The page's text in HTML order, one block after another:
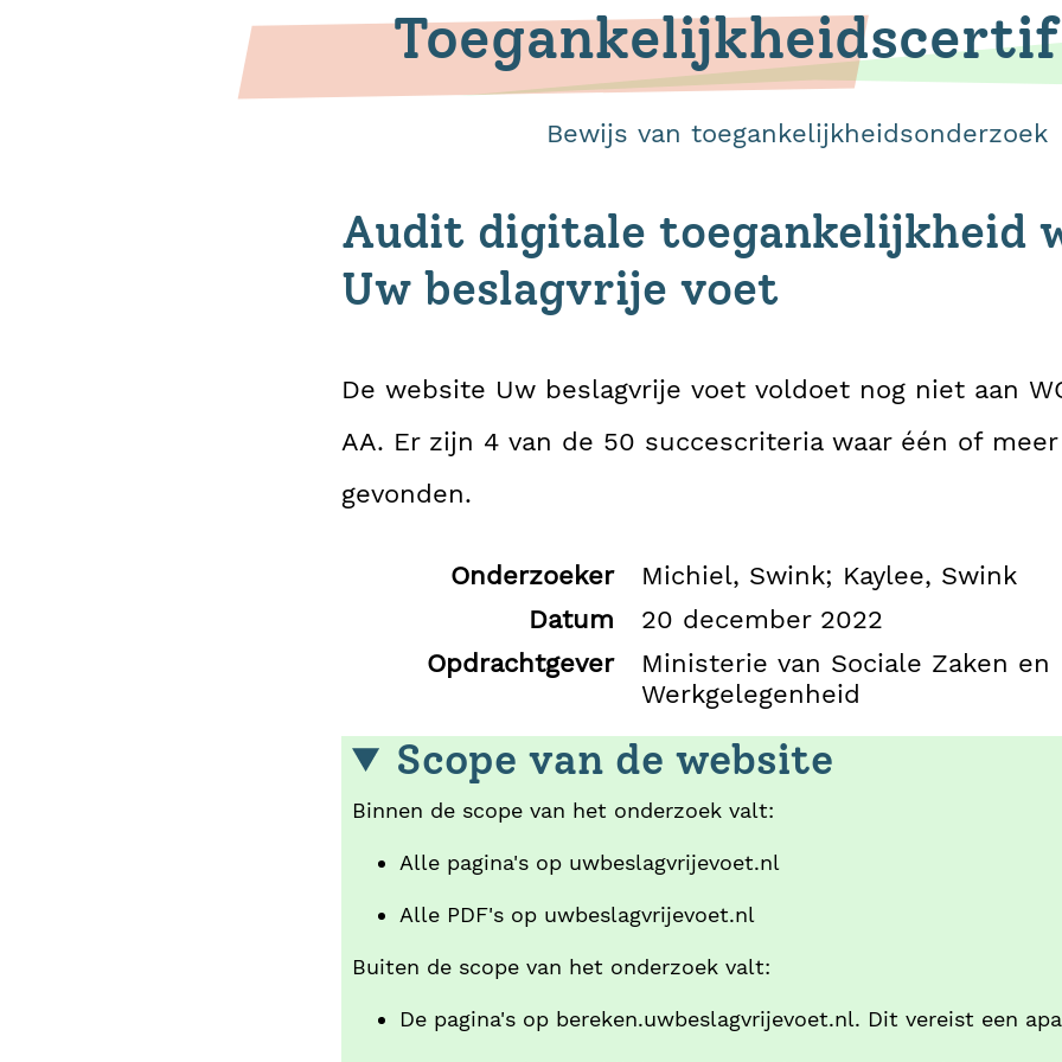
Bewijs van toegankelijkheidsonderzoek
Audit digitale toegankelijkheid
Uw beslagvrije voet
De website Uw beslagvrije voet voldoet nog niet aan
AA. Er zijn 4 van de 50 succescriteria waar één of
gevonden.
Onderzoeker
Michiel, Swink; Kaylee, Swink
Datum
20 december 2022
Opdrachtgever
Ministerie van Sociale Zaken en
Werkgelegenheid
Scope van de website
Binnen de scope van het onderzoek valt:
Alle pagina's op uwbeslagvrijevoet.nl
Alle PDF's op uwbeslagvrijevoet.nl
Buiten de scope van het onderzoek valt:
De pagina's op bereken.uwbeslagvrijevoet.nl. Dit vereist een